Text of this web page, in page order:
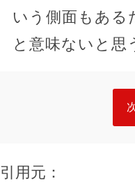
いう側面もある
と意味ないと思
引用元：